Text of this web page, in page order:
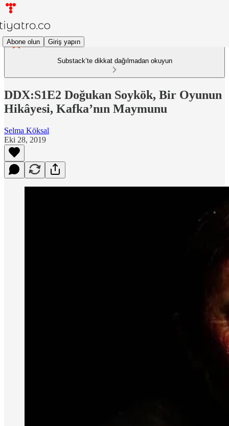
Abone olun Giriş yapın
Substack’te dikkat dağılmadan okuyun
DDX:S1E2 Doğukan Soykök, Bir Oyunun
Hikâyesi, Kafka’nın Maymunu
Selma Köksal
Eki 28, 2019